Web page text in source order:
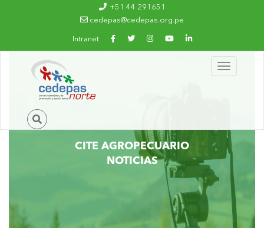
+51 44 291651
cedepas@cedepas.org.pe
Intranet
Toggle
navigation
CITE AGROPECUARIO
NOTICIAS